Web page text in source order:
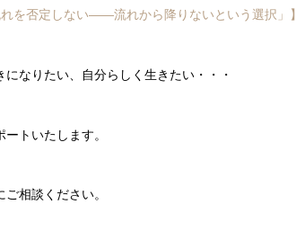
を否定しない――流れから降りないという選択」】
なりたい、自分らしく生きたい・・・
トいたします。
相談ください。